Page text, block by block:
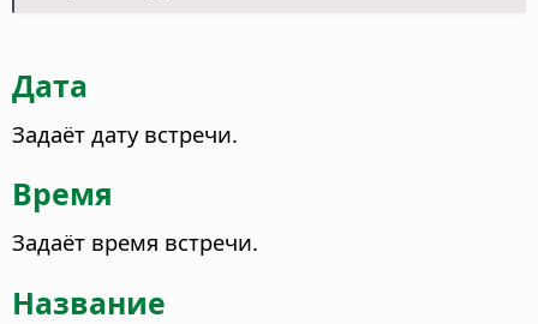
Дата
Задаёт дату встречи.
Время
Задаёт время встречи.
Название